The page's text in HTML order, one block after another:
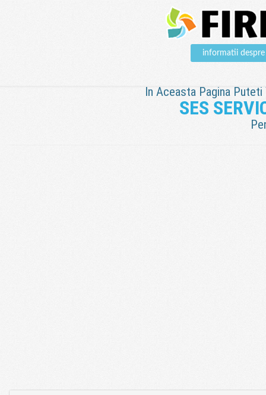
informatii despre
In Aceasta Pagina
SES